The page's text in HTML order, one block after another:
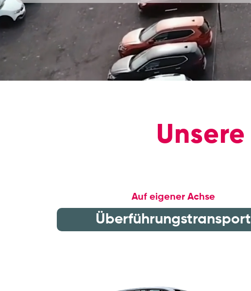
Unsere
Auf eigener Achse
Überführungstransport